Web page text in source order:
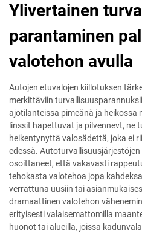
Ylivertainen
parantaminen
valotehon avulla
Autojen etuvalojen kiillotuksen
merkittäviin
ajotilanteissa pimeänä ja heikossa
linssit hapettuvat ja pilvennevt,
heikentynyttä valosädettä, joka ei
edessä.
osoittaneet, että vakavasti
tehokasta valotehoa jopa
verrattuna uusiin tai
dramaattinen valotehon
erityisesti valaisemattomilla
huonot tai alueilla, joissa